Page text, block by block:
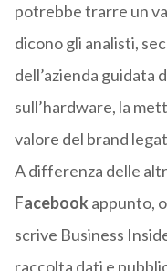
potrebbe trarre un
dicono gli analisti,
dell’azienda guidata
sull’hardware, la
valore del brand
A differenza delle
Facebookappunto,
scrive Business
raccolta dati e